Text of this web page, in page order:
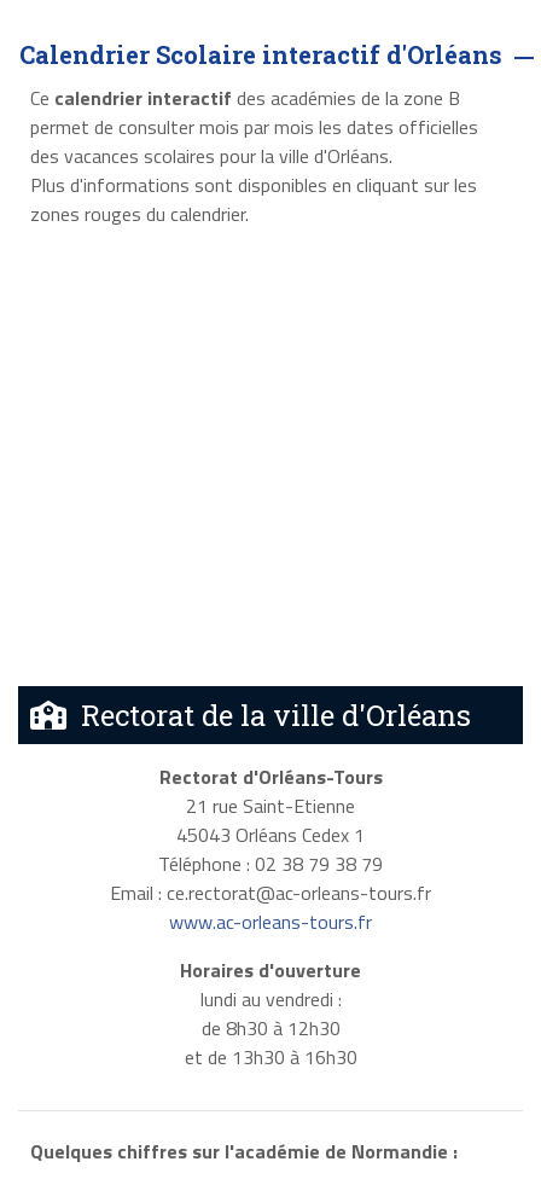
Calendrier Scolaire interactif d'Orléans
Ce calendrier interactif des académies de la zone B
permet de consulter mois par mois les dates officielles
des vacances scolaires pour la ville d'Orléans.
Plus d'informations sont disponibles en cliquant sur les
zones rouges du calendrier.
Rectorat de la ville d'Orléans
Rectorat d'Orléans-Tours
21 rue Saint-Etienne
45043 Orléans Cedex 1
Téléphone : 02 38 79 38 79
Email : ce.rectorat@ac-orleans-tours.fr
www.ac-orleans-tours.fr
Horaires d'ouverture
lundi au vendredi :
de 8h30 à 12h30
et de 13h30 à 16h30
Quelques chiffres sur l'académie de Normandie :